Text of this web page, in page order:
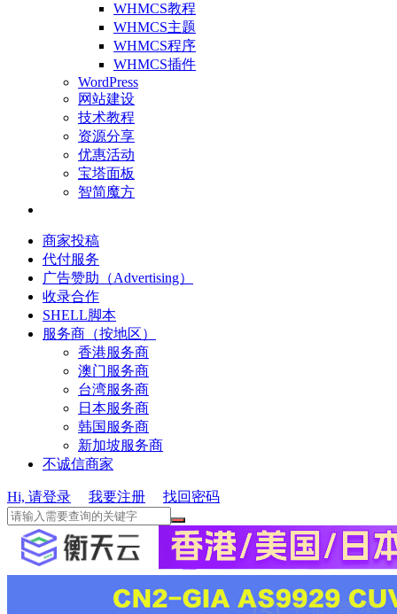
WHMCS教程
WHMCS主题
WHMCS程序
WHMCS插件
WordPress
网站建设
技术教程
资源分享
优惠活动
宝塔面板
智简魔方
商家投稿
代付服务
广告赞助（Advertising）
收录合作
SHELL脚本
服务商（按地区）
香港服务商
澳门服务商
台湾服务商
日本服务商
韩国服务商
新加坡服务商
不诚信商家
Hi, 请登录 我要注册 找回密码